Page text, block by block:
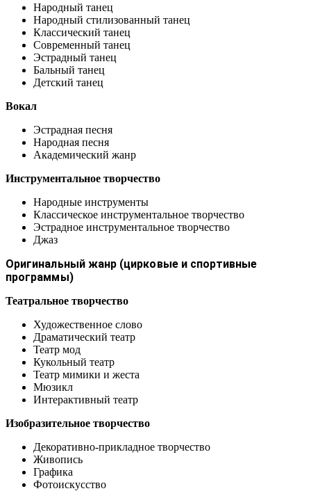
Народный танец
Народный стилизованный танец
Классический танец
Современный танец
Эстрадный танец
Бальный танец
Детский танец
Вокал
Эстрадная песня
Народная песня
Академический жанр
Инструментальное творчество
Народные инструменты
Классическое инструментальное творчество
Эстрадное инструментальное творчество
Джаз
Оригинальный жанр (цирковые и спортивные
программы)
Театральное творчество
Художественное слово
Драматический театр
Театр мод
Кукольный театр
Театр мимики и жеста
Мюзикл
Интерактивный театр
Изобразительное творчество
Декоративно-прикладное творчество
Живопись
Графика
Фотоискусство